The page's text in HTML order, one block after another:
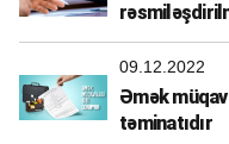
üstünlükləri
09.12.2022
Əmək
təminatıdır